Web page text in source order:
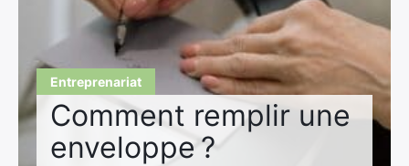
Entreprenariat
Comment remplir une
enveloppe ?